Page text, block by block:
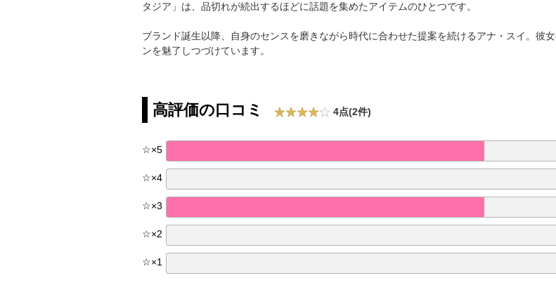
タジア」は、品切れが続出するほどに話題を集めたアイテムのひとつです。
ブランド誕生以降、自身のセンスを磨きながら時代に合わせた提案を続けるアナ・スイ。彼
ンを魅了しつづけています。
高評価の口コミ 4点(2件)
☆×5
☆×4
☆×3
☆×2
☆×1